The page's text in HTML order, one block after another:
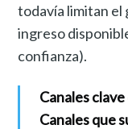
todavía limitan el
ingreso
confianza).
Canales
Canales que